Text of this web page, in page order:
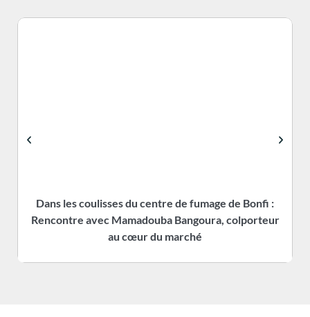
Dans les coulisses du centre de fumage de Bonfi :
Rencontre avec Mamadouba Bangoura, colporteur
au cœur du marché